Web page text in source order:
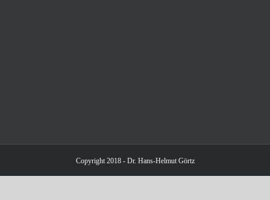
Copyright 2018 - Dr. Hans-Helmut Görtz